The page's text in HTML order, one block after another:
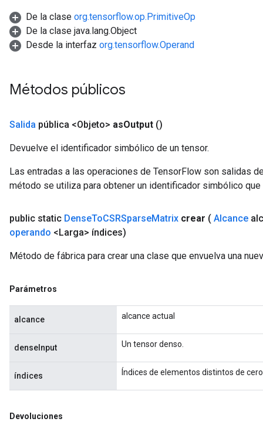
De la clase org.tensorflow.op.PrimitiveOp
De la clase java.lang.Object
Desde la interfaz org.tensorflow.Operand
Métodos públicos
Salida pública <Objeto> asOutput ()
Devuelve el identificador simbólico de un tensor.
Las entradas a las operaciones de TensorFlow son salidas
método se utiliza para obtener un identificador simbólico
public static DenseToCSRSparseMatrix crear ( Alcance
operando <Larga> índices)
Método de fábrica para crear una clase que envuelva una
Parámetros
alcance alcance actual
denseInput Un tensor denso.
índices Índices de elementos distintos de
Devoluciones